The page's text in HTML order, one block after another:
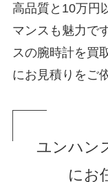
高品質と10万円
マンスも魅力で
スの腕時計を買
にお見積りをご
ユンハン
にお